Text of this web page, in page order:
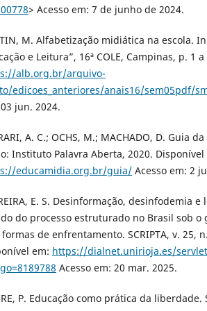
> Acesso em: 7 de junho de 2024.
M. Alfabetização midiática na escola.
e Leitura”, 16ª COLE, Campinas, p. 1
alb.org.br/arquivo-
edicoes_anteriores/anais16/sem05pdf/
jun. 2024.
A. C.; OCHS, M.; MACHADO, D. Guia
Instituto Palavra Aberta, 2020. Disponível
educamidia.org.br/guia/ Acesso em: 2
E. S. Desinformação, desinfodemia
do processo estruturado no Brasil sob o
formas de enfrentamento. SCRIPTA, v. 25,
em: https://dialnet.unirioja.es/
Acesso em: 20 mar. 2025.
P. Educação como prática da liberdade.